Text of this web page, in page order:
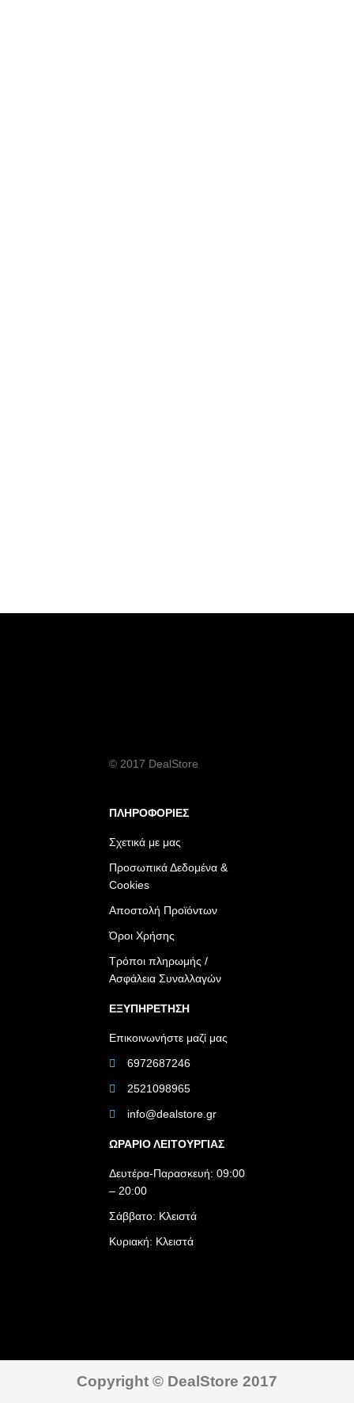
© 2017 DealStore
ΠΛΗΡΟΦΟΡΙΕΣ
Σχετικά με μας
Προσωπικά Δεδομένα &
Cookies
Αποστολή Προϊόντων
Όροι Χρήσης
Τρόποι πληρωμής /
Ασφάλεια Συναλλαγών
ΕΞΥΠΗΡΕΤΗΣΗ
Επικοινωνήστε μαζί μας
6972687246
2521098965
info@dealstore.gr
ΩΡΑΡΙΟ ΛΕΙΤΟΥΡΓΙΑΣ​
Δευτέρα-Παρασκευή: 09:00
– 20:00
Σάββατο: Κλειστά
Κυριακή: Κλειστά
Copyright © DealStore 2017